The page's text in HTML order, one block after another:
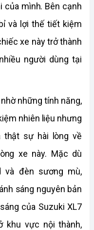
của mình. Bên cạnh
và lợi thế tiết kiệm
xe này trở thành
người dùng tại
những tính năng,
nhiên liệu nhưng
thật sự hài lòng về
xe này. Mặc dù
và đèn sương mù,
sáng nguyên bản
của Suzuki XL7
khu vực nội thành,